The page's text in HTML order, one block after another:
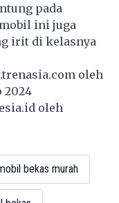
pada
ini juga
irit di kelasnya
oleh
2024
oleh
bekas murah